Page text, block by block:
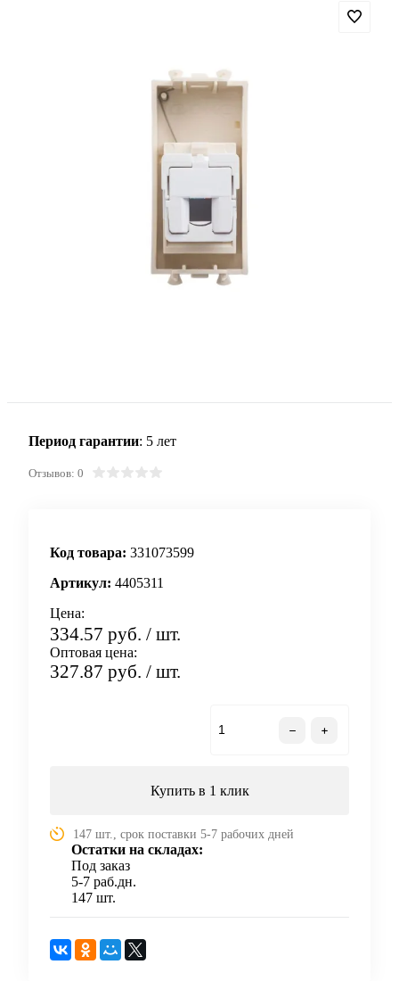
Период гарантии: 5 лет
Отзывов: 0
Код товара: 331073599
Артикул: 4405311
Цена:
334.57 руб. / шт.
Оптовая цена:
327.87 руб. / шт.
Купить в 1 клик
147 шт., срок поставки 5-7 рабочих дней
Остатки на складах:
Под заказ
5-7 раб.дн.
147 шт.